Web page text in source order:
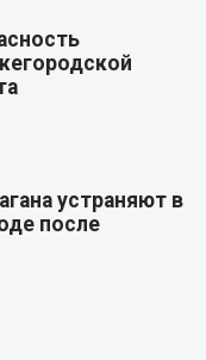
устраняют в
после